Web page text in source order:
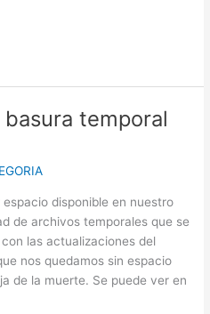
temporal
disponible en nuestro
de archivos temporales que se
las actualizaciones del
nos quedamos sin espacio
de la muerte. Se puede ver en